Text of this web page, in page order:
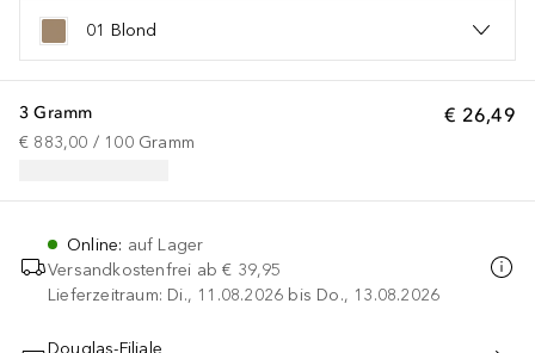
01 Blond
€ 26,49
3 Gramm
€ 883,00 / 100 Gramm
Online: auf Lager
Versandkostenfrei ab € 39,95
Lieferzeitraum: Di., 11.08.2026 bis Do., 13.08.2026
Douglas-Filiale